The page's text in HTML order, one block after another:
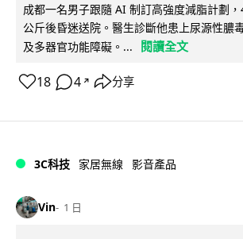
成都一名男子跟隨 AI 制訂高強度減脂計劃
公斤後昏迷送院。醫生診斷他患上尿源性膿
及多器官功能障礙。...
閱讀全文
18 4 ↗ 分享
3C科技 家居無線 影音產品
Vin 1 日